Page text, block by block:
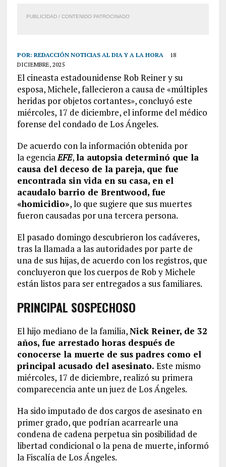
PUBLICIDAD / CONTENIDO PATROCINADO
POR: REDACCIÓN NOTICIAS AL DIA Y A LA HORA
18
DICIEMBRE, 2025
El cineasta estadounidense Rob Reiner y su
esposa, Michele, fallecieron a causa de «múltiples
heridas por objetos cortantes», concluyó este
miércoles, 17 de diciembre, el informe del médico
forense del condado de Los Ángeles.
De acuerdo con la información obtenida por
la egenciaEFE,la autopsia determinó que la
causa del deceso de la pareja, que fue
encontrada sin vida en su casa, en el
acaudalo barrio de Brentwood, fue
«homicidio», lo que sugiere que sus muertes
fueron causadas por una tercera persona.
El pasado domingo descubrieron los cadáveres,
tras la llamada a las autoridades por parte de
una de sus hijas, de acuerdo con los registros, que
concluyeron que los cuerpos de Rob y Michele
están listos para ser entregados a sus familiares.
PRINCIPAL SOSPECHOSO
El hijo mediano de la familia,Nick Reiner, de 32
años, fue arrestado horas después de
conocerse la muerte de sus padres como el
principal acusado del asesinato. Este mismo
miércoles, 17 de diciembre, realizó su primera
comparecencia ante un juez de Los Ángeles.
Ha sido imputado de dos cargos de asesinato en
primer grado, que podrían acarrearle una
condena de cadena perpetua sin posibilidad de
libertad condicional o la pena de muerte, informó
la Fiscalía de Los Ángeles.